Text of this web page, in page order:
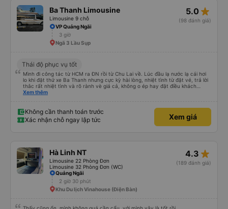
Ba Thanh Limousine
Limousine 9 chỗ
5.0 star_rate
(98 đánh giá)
VP Quảng Ngãi
3 giờ
Ngã 3 Lầu Sụp
Thái độ phục vụ tốt
Mình đi công tác từ HCM ra ĐN rồi từ Chu Lai về. Lúc đầu lạ nước lạ cái hơi
lo khi đặt thử xe Ba Thanh nhưng cực kỳ hài lòng, nhiệt tình từ đặt vé, trả lời
thắc rất nhiệt tình và rõ rành vè giá cả, không o ép hay đặt điều khách
hàng. Lần tới đi công tác chắc chắn tiếp tục dùng xe nhà này!
Xem thêm
Không cần thanh toán trước
Xác nhận chỗ ngay lập tức
Xem giá
Hà Linh NT
Limousine 22 Phòng Đơn
Limousine 32 Phòng Đơn (WC)
4.3 star_rate
(189 đánh giá)
Quảng Ngãi
2 giờ 30 phút
Khu Du lịch Vinahouse (Điện Bàn)